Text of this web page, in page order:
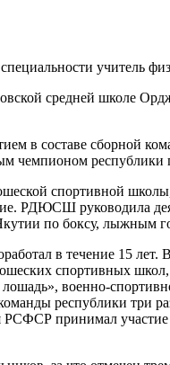
учитель
средней школе
в составе сборной
чемпионом республики
спортивной
РДЮСШ руководила
по боксу, лыжным
в течение 15 лет.
спортивных школ,
военно-
республики три
принимал участие